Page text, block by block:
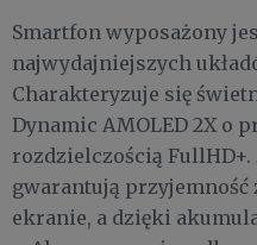
Smartfon wyposażony
najwydajniejszych
Charakteryzuje się
Dynamic AMOLED 2X o
rozdzielczością
gwarantują przyjemność
ekranie, a dzięki